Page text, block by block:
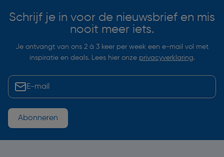
Schrijf je in voor de nieuwsbrief en mis
nooit meer iets.
Je ontvangt van ons 2 à 3 keer per week een e-mail vol met
inspiratie en deals. Lees hier onze privacyverklaring.
Abonneren